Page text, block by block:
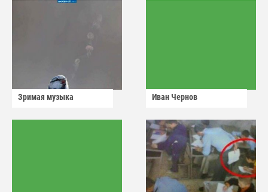
Зримая музыка Иван Чернов